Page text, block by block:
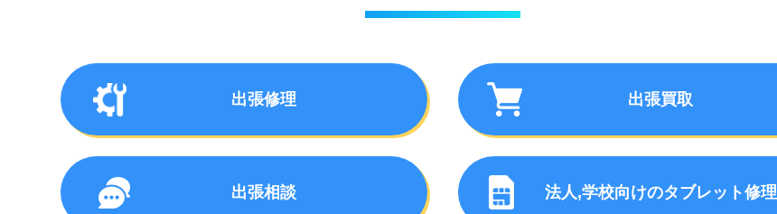
出張修理 出張買取
出張相談 法人,学校向けのタブレット修理